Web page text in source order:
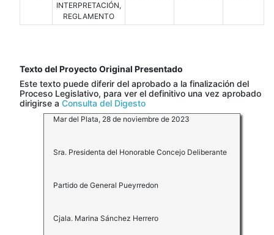
INTERPRETACIÓN,
REGLAMENTO
Texto del Proyecto Original Presentado
Este texto puede diferir del aprobado a la finalización del
Proceso Legislativo, para ver el definitivo una vez aprobado
dirigirse a Consulta del Digesto
Mar del Plata, 28 de noviembre de 2023
Sra. Presidenta del Honorable Concejo Deliberante
Partido de General Pueyrredon
Cjala. Marina Sánchez Herrero